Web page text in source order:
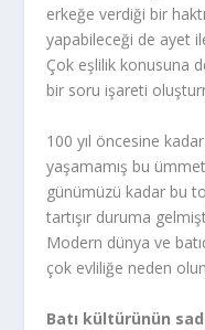
erkeğe verdiği bir
yapabileceği de ayet
Çok eşlilik konusuna
bir soru işareti
100 yıl öncesine
yaşamamış bu
günümüzü kadar bu
tartışır duruma
Modern dünya ve
çok evliliğe neden
Batı kültürünün